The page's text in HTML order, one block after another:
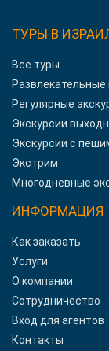
ТУРЫ В
Все туры
Развлекательные
Регулярные
Экскурсии
Экскурсии с
Экстрим
Многодневные
ИНФОРМАЦИЯ
Как заказать
Услуги
О компании
Сотрудничество
Вход для агентов
Контакты